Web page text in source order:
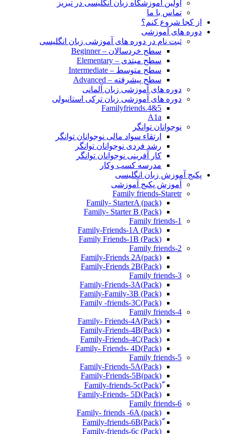
اولین آموزشگاه زبان انگلیسی در تبریز
تماس با ما
از کجا شروع کنم؟
دوره های آموزشی
ثبت نام در دوره های آموزشی زبان انگلیسی
سطح خردسالان – Beginner
سطح مبتدی – Elementary
سطح متوسط – Intermediate
سطح پیشرفته – Advanced
دوره های آموزشی زبان آلمانی
دوره های آموزشی زبان ترکی استانبولی
Familyfriends.4&5
A1a
نوجوانان توانگر
ارتقاء سواد مالی نوجوانان توانگر
رشد فردی نوجوانان توانگر
کار آفرینی نوجوانان توانگر
مدرسه کسب وکار
پکیج آموزش زبان انگلیسی
آموزش پکیج آموزشی
Family friends-Staretr
Family- StarterA (pack)
Family- Starter B (Pack)
Family friends-1
(Pack) Family-Friends-1A
(Pack) Family Friends-1B
Family friends-2
Family-Friends 2A(pack)
Family-Friends 2B(Pack)
Family friends-3
(Pack)Family-Friends-3A
Family-Family-3B (Pack)
Family -friends-3C(Pack)
Family friends-4
Family- Friends-4A(Pack)
Family-Friends-4B(Pack)
Family-Friends-4C(Pack)
(Pack)Family- Friends- 4D
Family friends-5
Family-Friends-5A(Pack)
(pack)Family-Friends-5B
ّ(Pack)Family-friends-5c
Family-Friends- 5D(Pack)
Family friends-6
Family- friends -6A (pack)
Family-friends-6c (Pack)